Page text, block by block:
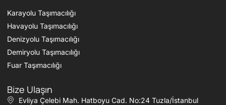
Karayolu Taşımacılığı
Havayolu Taşımacılığı
Denizyolu Taşımacılığı
Demiryolu Taşımacılığı
Fuar Taşımacılığı
Bize Ulaşın
Evliya Çelebi Mah. Hatboyu Cad. No:24 Tuzla/İstanbul